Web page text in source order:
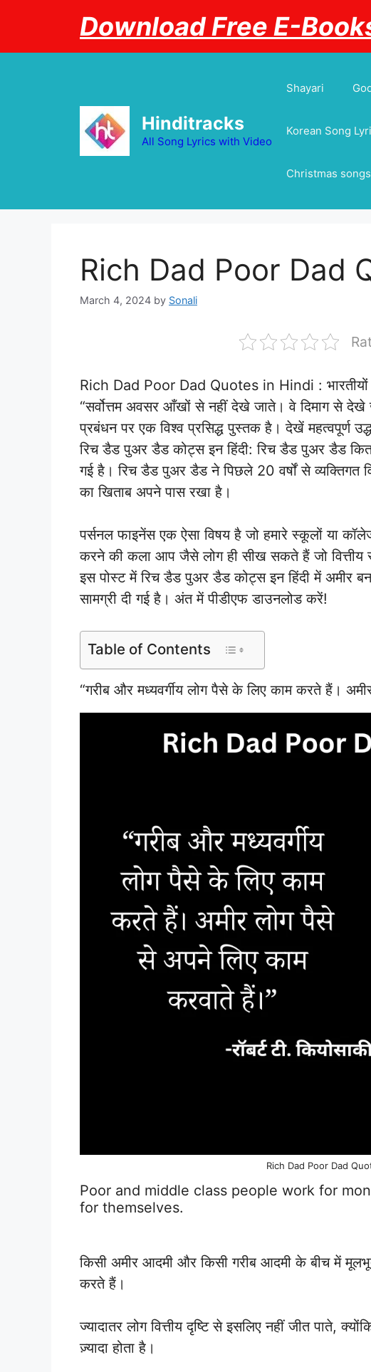
Download Free E-
Hinditracks
All Song Lyrics with Video
Shayari
Korean Song
Christmas songs
Rich Dad Poor Dad
March 4, 2024 by Sonali
Rich Dad Poor Dad Quotes in Hindi : भारतीयों
“सर्वोत्तम अवसर आँखों से नहीं देखे जाते। वे दिमाग से देखे
प्रबंधन पर एक विश्व प्रसिद्ध पुस्तक है। देखें महत्वपूर्ण
रिच डैड पुअर डैड कोट्स इन हिंदी: रिच डैड पुअर डैड
गई है। रिच डैड पुअर डैड ने पिछले 20 वर्षों से व्यक्तिगत
का खिताब अपने पास रखा है।
पर्सनल फाइनेंस एक ऐसा विषय है जो हमारे स्कूलों या
करने की कला आप जैसे लोग ही सीख सकते हैं जो वित्तीय
इस पोस्ट में रिच डैड पुअर डैड कोट्स इन हिंदी में अमीर
सामग्री दी गई है। अंत में पीडीएफ डाउनलोड करें!
Table of Contents
“गरीब और मध्यवर्गीय लोग पैसे के लिए काम करते हैं।
Rich Dad Poor Dad
Poor and middle class people work for
for themselves.
किसी अमीर आदमी और किसी गरीब आदमी के बीच में
करते हैं।
ज्यादातर लोग वित्तीय दृष्टि से इसलिए नहीं जीत पाते,
ज़्यादा होता है।